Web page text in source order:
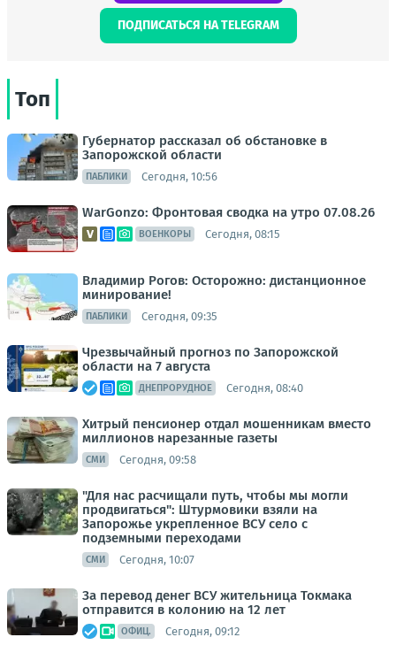
ПОДПИСАТЬСЯ НА TELEGRAM
Топ
Губернатор рассказал об обстановке в
Запорожской области
ПАБЛИКИ Сегодня, 10:56
WarGonzo: Фронтовая сводка на утро 07.08.26
ВОЕНКОРЫ Сегодня, 08:15
Владимир Рогов: Осторожно: дистанционное
минирование!
ПАБЛИКИ Сегодня, 09:35
Чрезвычайный прогноз по Запорожской
области на 7 августа
ДНЕПРОРУДНОЕ Сегодня, 08:40
Хитрый пенсионер отдал мошенникам вместо
миллионов нарезанные газеты
СМИ Сегодня, 09:58
"Для нас расчищали путь, чтобы мы могли
продвигаться": Штурмовики взяли на
Запорожье укрепленное ВСУ село с
подземными переходами
СМИ Сегодня, 10:07
За перевод денег ВСУ жительница Токмака
отправится в колонию на 12 лет
ОФИЦ. Сегодня, 09:12